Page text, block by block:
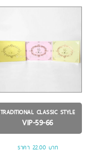
TRADITIONAL CLASSIC STYLE
VIP-59-66
ราคา 22.00 บาท